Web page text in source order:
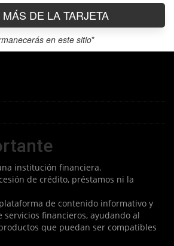
MÁS DE LA TARJETA
en este sitio*
institución financiera.
de crédito, préstamos ni la
de contenido informativo y
servicios financieros, ayudando al
que puedan ser compatibles